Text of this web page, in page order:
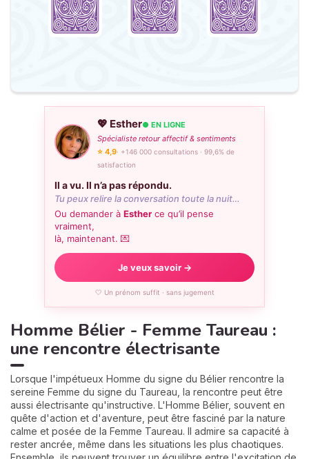
💖 Esther● EN LIGNE
Spécialiste retour affectif & sentiments
⭐ 4,9· +146 000 consultations · 99,6% de
satisfaction
Il a vu. Il n’a pas répondu.
Tu peux relire la conversation toute la nuit…
Ou demander à Esther ce qu’il pense
vraiment,
là, maintenant. 💌
Je veux savoir →
🤍 Un prénom suffit · sans jugement
Homme Bélier - Femme Taureau :
une rencontre électrisante
Lorsque l'impétueux Homme du signe du Bélier rencontre la
sereine Femme du signe du Taureau, la rencontre peut être
aussi électrisante qu'instructive. L'Homme Bélier, souvent en
quête d'action et d'aventure, peut être fasciné par la nature
calme et posée de la Femme Taureau. Il admire sa capacité à
rester ancrée, même dans les situations les plus chaotiques.